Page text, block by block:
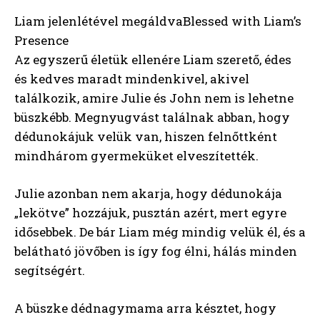
Liam jelenlétével megáldvaBlessed with Liam’s
Presence
Az egyszerű életük ellenére Liam szerető, édes
és kedves maradt mindenkivel, akivel
találkozik, amire Julie és John nem is lehetne
büszkébb. Megnyugvást találnak abban, hogy
dédunokájuk velük van, hiszen felnőttként
mindhárom gyermeküket elveszítették.
Julie azonban nem akarja, hogy dédunokája
„lekötve” hozzájuk, pusztán azért, mert egyre
idősebbek. De bár Liam még mindig velük él, és a
belátható jövőben is így fog élni, hálás minden
segítségért.
A büszke dédnagymama arra késztet, hogy